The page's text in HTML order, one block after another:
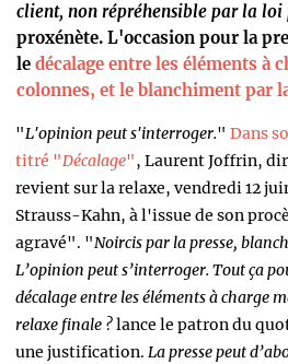
client, non répréhensible par la loi
proxénète. L'occasion pour la
le décalage entre les éléments à
colonnes, et le blanchiment par
"L'opinion peut s'interroger." Dans
titré "Décalage", Laurent Joffrin,
revient sur la relaxe, vendredi 12
Strauss-Kahn, à l'issue de son
agravé". "Noircis par la presse,
L’opinion peut s’interroger. Tout ça
décalage entre les éléments à charge
relaxe finale ?lance le patron du
une justification. La presse peut